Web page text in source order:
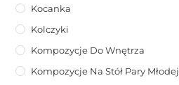
Kocanka
Kolczyki
Kompozycje Do Wnętrza
Kompozycje Na Stół Pary Młodej